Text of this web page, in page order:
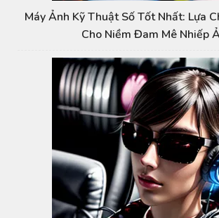
Máy Ảnh Kỹ Thuật Số Tốt Nhất: Lựa
Cho Niềm Đam Mê Nhiếp